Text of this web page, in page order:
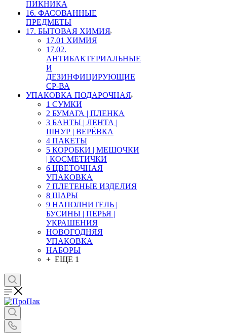
ПИКНИКА
16. ФАСОВАННЫЕ
ПРЕДМЕТЫ
17. БЫТОВАЯ ХИМИЯ
17.01 ХИМИЯ
17.02.
АНТИБАКТЕРИАЛЬНЫЕ
И
ДЕЗИНФИЦИРУЮЩИЕ
СР-ВА
УПАКОВКА ПОДАРОЧНАЯ
1 СУМКИ
2 БУМАГА | ПЛЕНКА
3 БАНТЫ | ЛЕНТА |
ШНУР | ВЕРЁВКА
4 ПАКЕТЫ
5 КОРОБКИ | МЕШОЧКИ
| КОСМЕТИЧКИ
6 ЦВЕТОЧНАЯ
УПАКОВКА
7 ПЛЕТЕНЫЕ ИЗДЕЛИЯ
8 ШАРЫ
9 НАПОЛНИТЕЛЬ |
БУСИНЫ | ПЕРЬЯ |
УКРАШЕНИЯ
НОВОГОДНЯЯ
УПАКОВКА
НАБОРЫ
+ ЕЩЕ 1